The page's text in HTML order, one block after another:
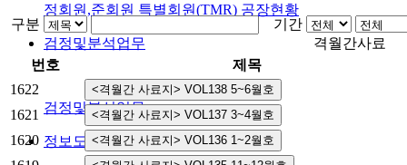
정회원,준회원 특별회원(TMR) 공장현황
검정및분석업무
검정및분석업무
정보도서관
구분
기간
격월간사료
번호
제목
1622
1621
1620